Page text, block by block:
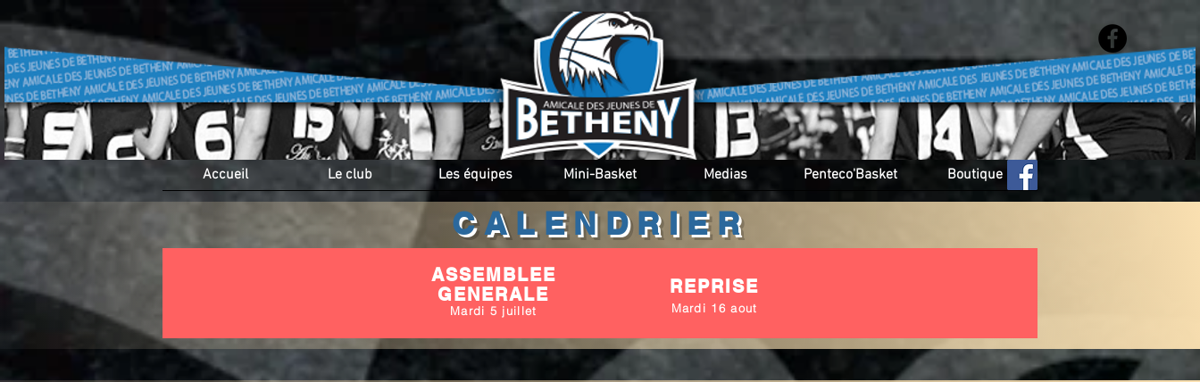
Accueil Le club Les équipes Mini-Basket Medias Penteco'Basket Boutique
CALENDRIER
ASSEMBLEE
GENERALE
Mardi 5 juillet
REPRISE
Mardi 16 aout